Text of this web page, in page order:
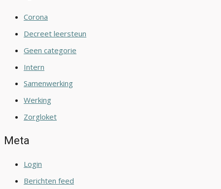
Corona
Decreet leersteun
Geen categorie
Intern
Samenwerking
Werking
Zorgloket
Meta
Login
Berichten feed